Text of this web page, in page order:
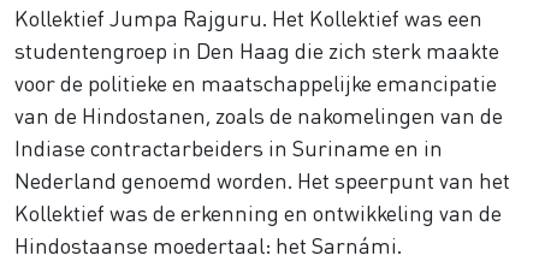
Kollektief Jumpa Rajguru. Het Kollektief was een
studentengroep in Den Haag die zich sterk maakte
voor de politieke en maatschappelijke emancipatie
van de Hindostanen, zoals de nakomelingen van de
Indiase contractarbeiders in Suriname en in
Nederland genoemd worden. Het speerpunt van het
Kollektief was de erkenning en ontwikkeling van de
Hindostaanse moedertaal: het Sarnámi.